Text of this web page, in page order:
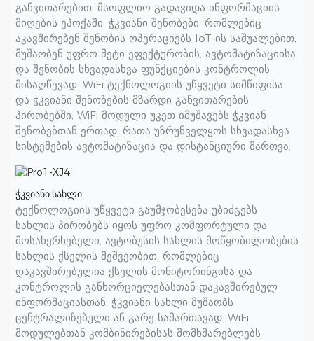
განვითარებით, მსოფლიო გადავიდა ინფორმაციის
მიღების ეპოქაში. ჭკვიანი შენობები, რომლებიც
აკავშირებენ შენობის ოპერაციებს IoT-ის საშუალებით,
მუშაობენ უფრო მეტი ეფექტურობის, ავტომატიზაციისა
და შენობის სხვადასხვა ფუნქციების კონტროლის
მისაღწევად. WiFi ტექნოლოგიის უწყვეტი სიმწიფისა
და ჭკვიანი შენობების მზარდი განვითარების
პირობებში, WiFi მოდული უკეთ იმუშავებს ჭკვიან
შენობებთან ერთად, რათა უზრუნველყოს სხვადასხვა
სისტემების ავტომატიზაცია და დისტანციური მართვა.
ჭკვიანი სახლი
ტექნოლოგიის უწყვეტი გაუმჯობესება უბიძგებს
სახლის პირობებს იყოს უფრო კომფორტული და
მოსახერხებელი, ავტობუსის სახლის მოწყობილობების
სახლის ქსელის მეშვეობით, რომლებიც
დაკავშირებულია ქსელის მონიტორინგისა და
კონტროლის განხორციელებასთან დაკავშირებულ
ინფორმაციასთან, ჭკვიანი სახლი მუშაობს
ცენტრალიზებული ან გარე სამართავად. WiFi
მოდულებთან კომბინირებისას მომხმარებლებს